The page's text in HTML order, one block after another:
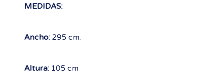
MEDIDAS:
Ancho: 295 cm.
Altura: 105 cm